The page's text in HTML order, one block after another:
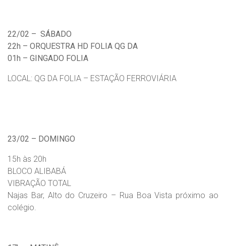
22/02 – SÁBADO
22h – ORQUESTRA HD FOLIA QG DA
01h – GINGADO FOLIA
LOCAL: QG DA FOLIA – ESTAÇÃO FERROVIÁRIA
23/02 – DOMINGO
15h às 20h
BLOCO ALIBABÁ
VIBRAÇÃO TOTAL
Najas Bar, Alto do Cruzeiro – Rua Boa Vista próximo ao
colégio.